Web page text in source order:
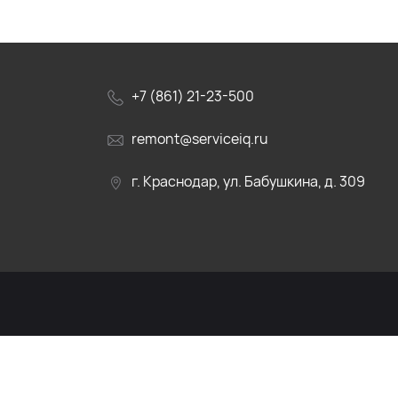
+7 (861) 21-23-500
remont@serviceiq.ru
г. Краснодар, ул. Бабушкина, д. 309